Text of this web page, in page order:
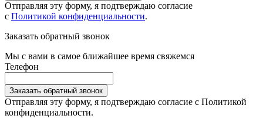
Отправляя эту форму, я подтверждаю согласие
с Политикой конфиденциальности.
Заказать обратный звонок
Мы с вами в самое ближайшее время свяжемся
Телефон
Заказать обратный звонок
Отправляя эту форму, я подтверждаю согласие с Политикой
конфиденциальности.